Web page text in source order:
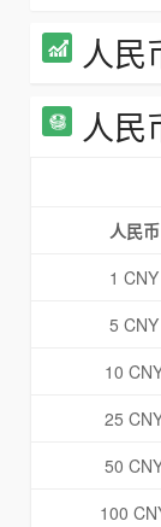
人民
人民
人民币
1 CNY
5 CNY
10
25
50
100